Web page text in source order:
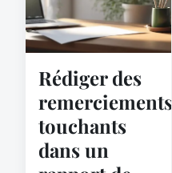
Rédiger des
remerciements
touchants
dans un